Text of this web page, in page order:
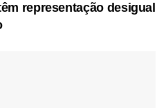
representação desigual